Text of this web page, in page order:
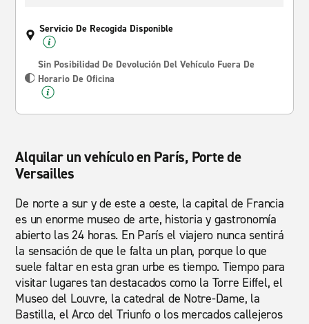
Servicio De Recogida Disponible
Sin Posibilidad De Devolución Del Vehículo Fuera De
Horario De Oficina
Alquilar un vehículo en París, Porte de
Versailles
De norte a sur y de este a oeste, la capital de Francia
es un enorme museo de arte, historia y gastronomía
abierto las 24 horas. En París el viajero nunca sentirá
la sensación de que le falta un plan, porque lo que
suele faltar en esta gran urbe es tiempo. Tiempo para
visitar lugares tan destacados como la Torre Eiffel, el
Museo del Louvre, la catedral de Notre-Dame, la
Bastilla, el Arco del Triunfo o los mercados callejeros